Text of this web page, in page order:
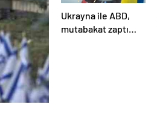
Ukrayna ile ABD,
mutabakat zaptı